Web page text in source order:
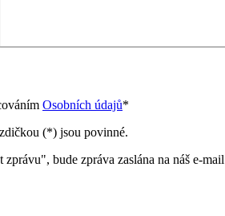
Osobních údajů*
(*) jsou povinné.
bude zpráva zaslána na náš e-